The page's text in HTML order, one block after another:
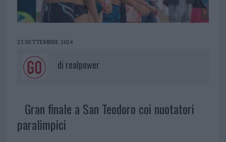
23 SETTEMBRE 2024
di realpower
Gran finale a San Teodoro coi nuotatori
paralimpici